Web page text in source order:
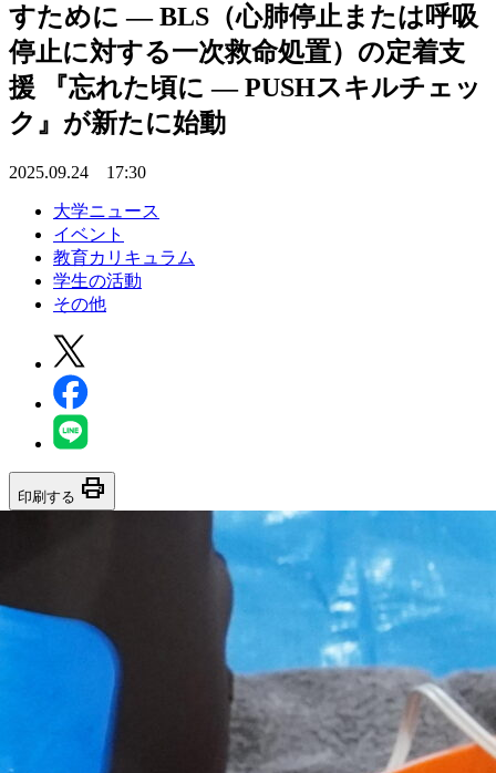
すために ― BLS（心肺停止または呼吸
停止に対する一次救命処置）の定着支
援 『忘れた頃に ― PUSHスキルチェッ
ク』が新たに始動
2025.09.24 17:30
大学ニュース
イベント
教育カリキュラム
学生の活動
その他
印刷する print